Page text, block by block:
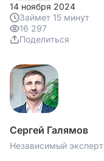
14 ноября 2024
Займет 15 минут
16 297
Поделиться
Сергей Галямов
Независимый эксперт